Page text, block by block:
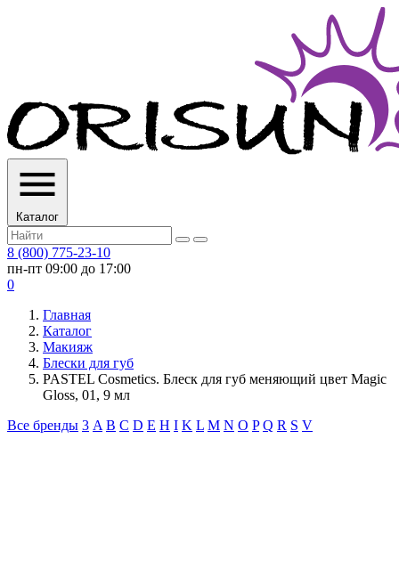
Каталог
8 (800) 775-23-10
пн-пт 09:00 до 17:00
0
Главная
Каталог
Макияж
Блески для губ
PASTEL Cosmetics. Блеск для губ меняющий цвет Magic
Gloss, 01, 9 мл
Все бренды 3 A B C D E H I K L M N O P Q R S V